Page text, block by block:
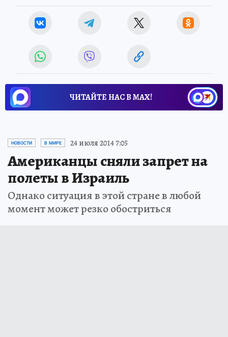
ЧИТАЙТЕ НАС В МАХ!
НОВОСТИ В МИРЕ 24 июля 2014 7:05
Американцы сняли запрет на
полеты в Израиль
Однако ситуация в этой стране в любой
момент может резко обостриться